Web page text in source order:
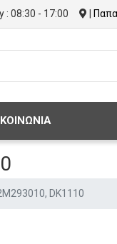
: 08:30 - 17:00
DK1110